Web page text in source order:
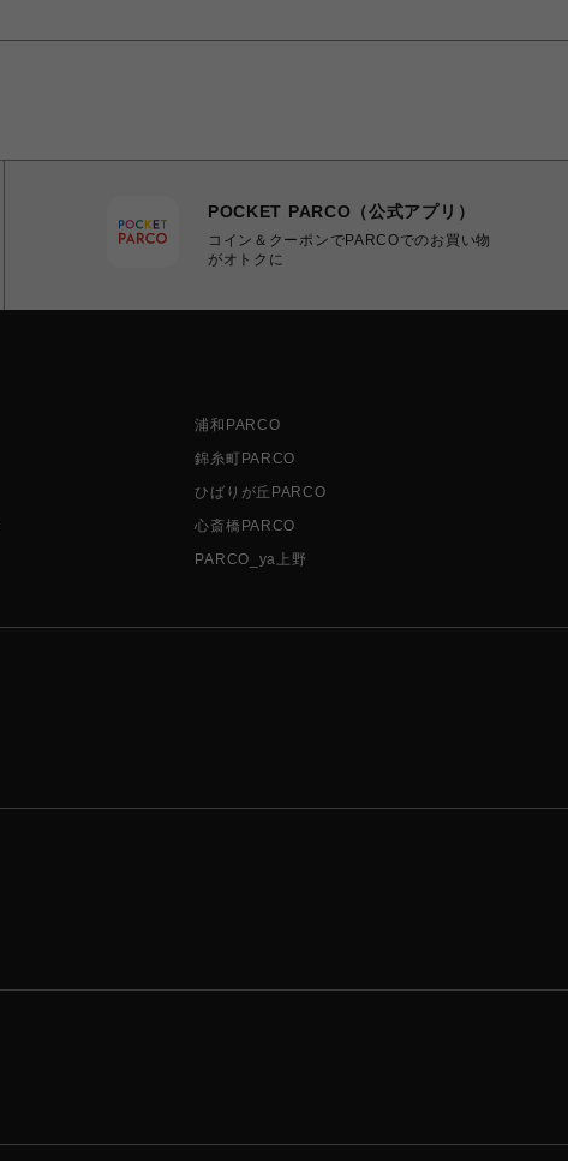
POCKET PARCO（公式アプリ）
コイン＆クーポンでPARCOでのお買い物
がオトクに
浦和PARCO
錦糸町PARCO
ひばりが丘PARCO
心斎橋PARCO
PARCO_ya上野